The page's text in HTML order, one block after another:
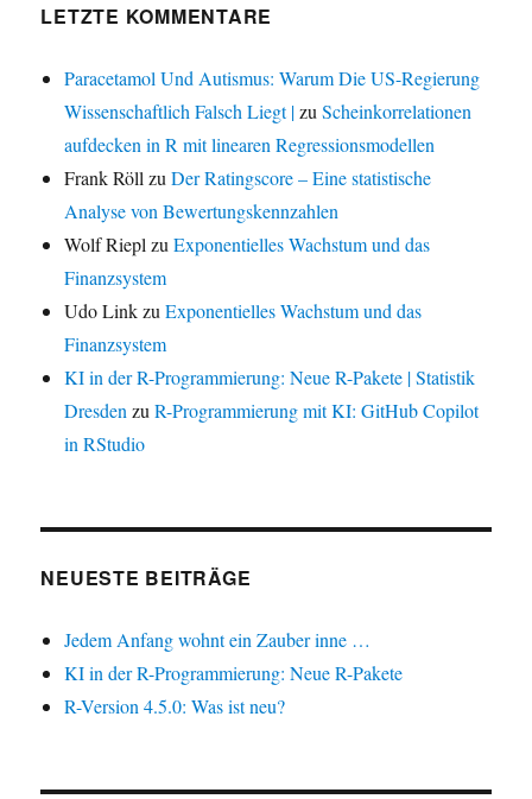
LETZTE KOMMENTARE
Paracetamol Und Autismus: Warum Die US-Regierung
Wissenschaftlich Falsch Liegt |zuScheinkorrelationen
aufdecken in R mit linearen Regressionsmodellen
Frank Röll zuDer Ratingscore – Eine statistische
Analyse von Bewertungskennzahlen
Wolf Riepl zuExponentielles Wachstum und das
Finanzsystem
Udo LinkzuExponentielles Wachstum und das
Finanzsystem
KI in der R-Programmierung: Neue R-Pakete | Statistik
Dresden zuR-Programmierung mit KI: GitHub Copilot
in RStudio
NEUESTE BEITRÄGE
Jedem Anfang wohnt ein Zauber inne …
KI in der R-Programmierung: Neue R-Pakete
R-Version 4.5.0: Was ist neu?